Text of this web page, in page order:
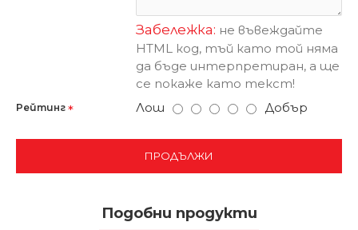
Забележка: не въвеждайте
HTML код, тъй като той няма
да бъде интерпретиран, а ще
се покаже като текст!
Рейтинг Лош Добър
ПРОДЪЛЖИ
Подобни продукти